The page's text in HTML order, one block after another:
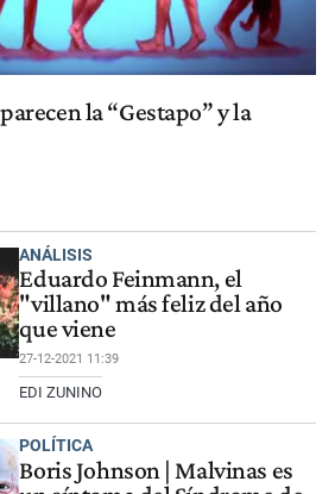
la “Gestapo” y la
ANÁLISIS
Eduardo Feinmann, el
"villano" más feliz del año
que viene
27-12-2021 11:39
EDI ZUNINO
POLÍTICA
Boris Johnson | Malvinas es